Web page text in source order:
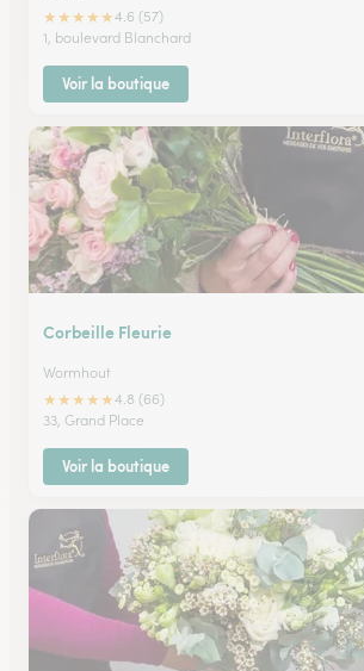
★★★★★4.6 (57)
1, boulevard Blanchard
Voir la boutique
Corbeille Fleurie
Wormhout
★★★★★4.8 (66)
33, Grand Place
Voir la boutique